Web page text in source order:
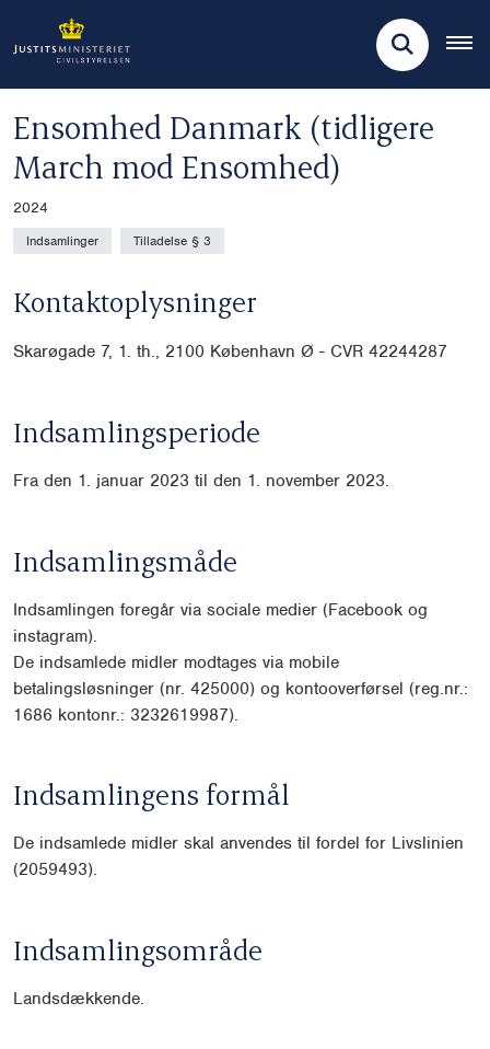
Ensomhed Danmark (tidligere
March mod Ensomhed)
2024
Indsamlinger Tilladelse § 3
Kontaktoplysninger
Skarøgade 7, 1. th., 2100 København Ø - CVR 42244287
Indsamlingsperiode
Fra den 1. januar 2023 til den 1. november 2023.
Indsamlingsmåde
Indsamlingen foregår via sociale medier (Facebook og
instagram).
De indsamlede midler modtages via mobile
betalingsløsninger (nr. 425000) og kontooverførsel (reg.nr.:
1686 kontonr.: 3232619987).
Indsamlingens formål
De indsamlede midler skal anvendes til fordel for Livslinien
(2059493).
Indsamlingsområde
Landsdækkende.